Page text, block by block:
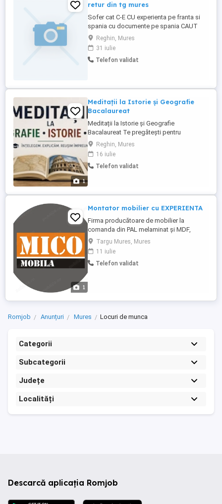
retur din tg mures
Sofer cat C-E CU experienta pe franta si
spania cu documente pe spania CAUT
FIRMA DIN TG MURES PT CURSE TUR-
RETUR TEL
Reghin, Mures
31 iulie
Telefon validat
1
Meditații la Istorie și Geografie
Bacalaureat
Meditații la Istorie și Geografie
Bacalaureat Te pregătești pentru
examenul de Bacalaureat? Profesor cu
experiență ofer meditații la Istorie și
Geografie, dedicate elevilor de liceu care
doresc să obțină rezultate foarte bune la
Reghin, Mures
16 iulie
Telefon validat
1
Montator mobilier cu EXPERIENTA
Firma producătoare de mobilier la
comanda din PAL melaminat și MDF,
angajeaza montator mobilier cu
experiență în montajul bucătăriilor. Cerințe:
Posesor carnet de conducere Manipularea
deplasarea și montajul la domiciliu, a
Targu Mures, Mures
11 iulie
Telefon validat
Romjob Anunțuri Mures Locuri de munca
Categorii
Subcategorii
Județe
Localități
Descarcă aplicația Romjob